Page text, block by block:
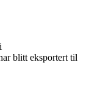
blitt eksportert til